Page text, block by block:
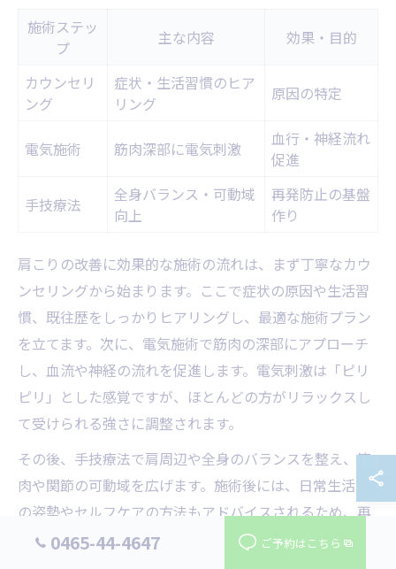
施術ステッ
プ
主な内容 効果・目的
カウンセリ
ング
症状・生活習慣のヒア
リング
原因の特定
電気施術 筋肉深部に電気刺激
血行・神経流れ
促進
手技療法
全身バランス・可動域
向上
再発防止の基盤
作り
肩こりの改善に効果的な施術の流れは、まず丁寧なカウ
ンセリングから始まります。ここで症状の原因や生活習
慣、既往歴をしっかりヒアリングし、最適な施術プラン
を立てます。次に、電気施術で筋肉の深部にアプローチ
し、血流や神経の流れを促進します。電気刺激は「ピリ
ピリ」とした感覚ですが、ほとんどの方がリラックスし
て受けられる強さに調整されます。
その後、手技療法で肩周辺や全身のバランスを整え、筋
肉や関節の可動域を広げます。施術後には、日常生活で
の姿勢やセルフケアの方法もアドバイスされるため、再
発予防にもつながります。利用者からは「短時間でも肩
0465-44-4647 ご予約はこちら